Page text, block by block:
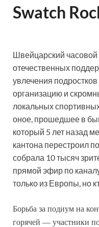
Swatch
Швейцарский часовой
отечественных
увлечения
организацию и
локальных
оное, прошедшее в
который 5 лет назад
кантона перестроил
собрала 10 тысяч
прямой эфир по
только из Европы, но
Борьба за подиум на
горячей — участники